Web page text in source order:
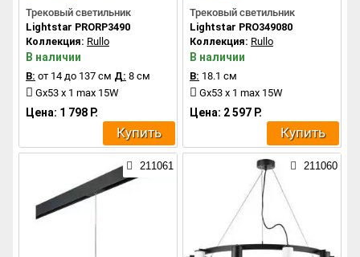
Трековый светильник
Lightstar PRORP3490
Коллекция: Rullo
В наличии
В: от 14 до 137 см Д: 8 см
Gx53 x 1 max 15W
Цена: 1 798 Р.
Купить
Трековый светильник
Lightstar PRO349080
Коллекция: Rullo
В наличии
В: 18.1 см
Gx53 x 1 max 15W
Цена: 2 597 Р.
Купить
211061 211060